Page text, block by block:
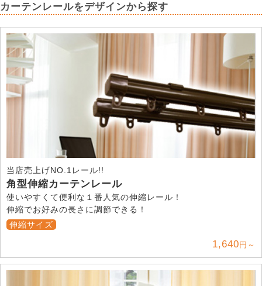
カーテンレールをデザインから探す
当店売上げNO.1レール!!
角型伸縮カーテンレール
使いやすくて便利な１番人気の伸縮レール！
伸縮でお好みの長さに調節できる！
伸縮サイズ
1,640円～